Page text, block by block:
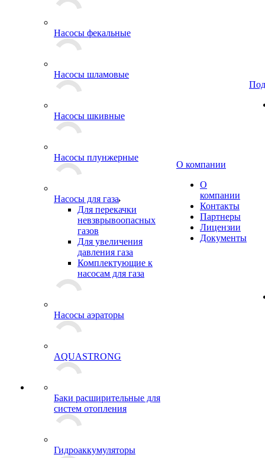
Насосы фекальные
Насосы шламовые
Насосы шкивные
Насосы плунжерные
Насосы для газа
Для перекачки
невзврывоопасных
газов
Для увеличения
давления газа
Комплектующие к
насосам для газа
Насосы аэраторы
AQUASTRONG
Баки расширительные для
систем отопления
Гидроаккумуляторы
О компании
О
компании
Контакты
Партнеры
Лицензии
Документы